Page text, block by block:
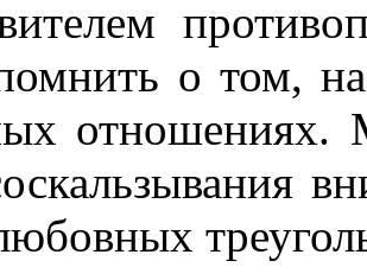
о том,
отношениях.